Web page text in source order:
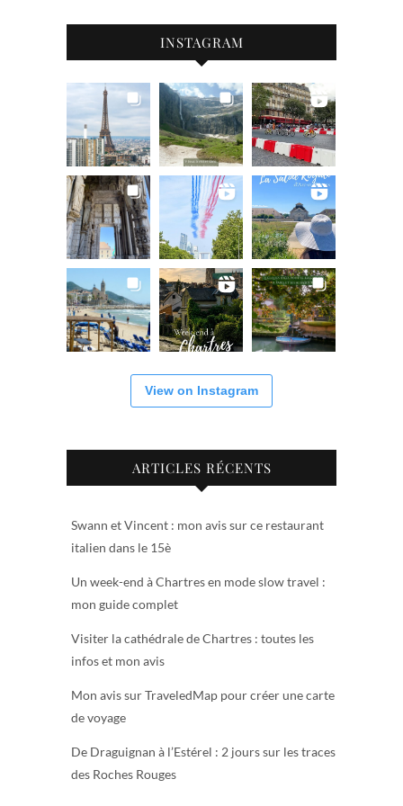
INSTAGRAM
View on Instagram
ARTICLES RÉCENTS
Swann et Vincent : mon avis sur ce restaurant
italien dans le 15è
Un week-end à Chartres en mode slow travel :
mon guide complet
Visiter la cathédrale de Chartres : toutes les
infos et mon avis
Mon avis sur TraveledMap pour créer une carte
de voyage
De Draguignan à l’Estérel : 2 jours sur les traces
des Roches Rouges